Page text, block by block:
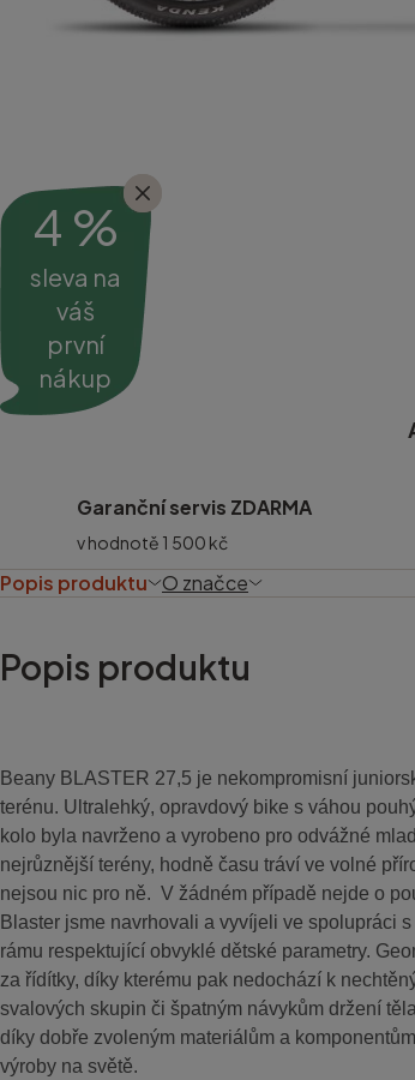
4 %
sleva na
váš
první
nákup
Garanční servis ZDARMA
v hodnotě 1 500 kč
Popis produktu O značce
Popis produktu
Beany BLASTER 27,5 je nekompromisní
terénu. Ultralehký, opravdový bike s váhou
kolo byla navrženo a vyrobeno pro odvážné
nejrůznější terény, hodně času tráví ve volné
nejsou nic pro ně. V žádném případě nejde o
Blaster jsme navrhovali a vyvíjeli ve spolupráci
rámu respektující obvyklé dětské parametry.
za řídítky, díky kterému pak nedochází k
svalových skupin či špatným návykům držení
díky dobře zvoleným materiálům a
výroby na světě.